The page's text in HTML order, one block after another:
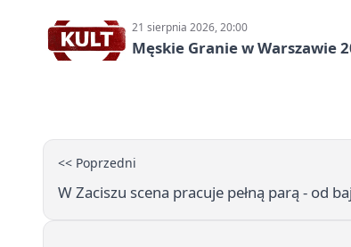
21 sierpnia 2026, 20:00
Męskie Granie w Warszawie
<< Poprzedni
W Zaciszu scena pracuje pełną parą - od